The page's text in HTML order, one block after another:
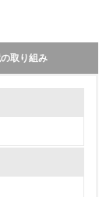
取り組み